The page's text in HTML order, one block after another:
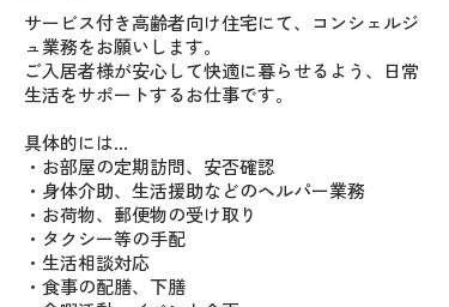
サービス付き高齢者向け住宅にて、コンシェルジ
ュ業務をお願いします。
ご入居者様が安心して快適に暮らせるよう、日常
生活をサポートするお仕事です。
具体的には…
・お部屋の定期訪問、安否確認
・身体介助、生活援助などのヘルパー業務
・お荷物、郵便物の受け取り
・タクシー等の手配
・生活相談対応
・食事の配膳、下膳